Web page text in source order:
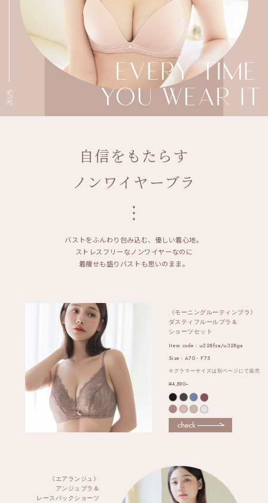
自信をもたらす
ノンワイヤーブラ
バストをふんわり包み込む、優しい着心地。
ストレスフリーなノンワイヤーなのに
着痩せも盛りバストも思いのまま。
《モーニングルーティンブラ》
ダスティフルールブラ＆
ショーツセット
Item code：u328fsa/u328ga
Size：A70 - F75
※グラマーサイズは別ページにて販売
¥4,890~
《エアランジュ》
アンジュブラ＆
レースバックショーツ